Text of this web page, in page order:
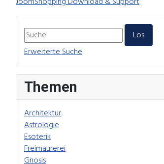
Erweiterte Suche
Themen
Architektur
Astrologie
Esoterik
Freimaurerei
Gnosis